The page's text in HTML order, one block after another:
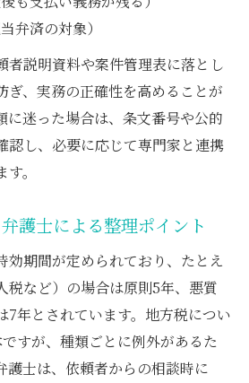
弁済の対象）
者説明資料や案件管理表に落とし
ぎ、実務の正確性を高めることが
に迷った場合は、条文番号や公的
認し、必要に応じて専門家と連携
。
護士による整理ポイント
効期間が定められており、たとえ
税など）の場合は原則5年、悪質
7年とされています。地方税につい
すが、種類ごとに例外があるた
護士は、依頼者からの相談時に